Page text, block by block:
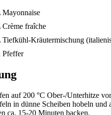
Mayonnaise
Crème fraîche
Tiefkühl-Kräutermischung
Pfeffer
auf 200 °C Ober-/Unterhitze
in dünne Scheiben hobeln und
ca. 15-20 Minuten backen.